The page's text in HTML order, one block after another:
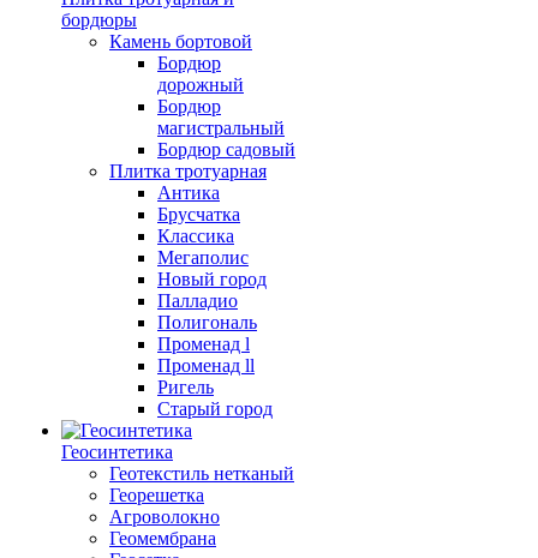
бордюры
Камень бортовой
Бордюр
дорожный
Бордюр
магистральный
Бордюр садовый
Плитка тротуарная
Антика
Брусчатка
Классика
Мегаполис
Новый город
Палладио
Полигональ
Променад l
Променад ll
Ригель
Старый город
Геосинтетика
Геотекстиль нетканый
Георешетка
Агроволокно
Геомембрана